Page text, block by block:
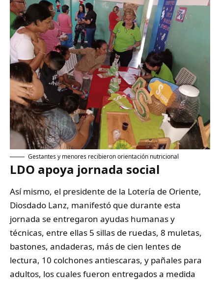
Gestantes y menores recibieron orientación nutricional
LDO apoya jornada social
Así mismo, el presidente de la Lotería de Oriente,
Diosdado Lanz, manifestó que durante esta
jornada se entregaron ayudas humanas y
técnicas, entre ellas 5 sillas de ruedas, 8 muletas,
bastones, andaderas, más de cien lentes de
lectura, 10 colchones antiescaras, y pañales para
adultos, los cuales fueron entregados a medida